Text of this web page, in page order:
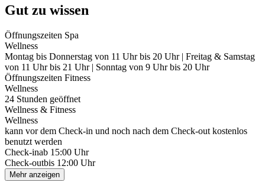
Gut zu wissen
Öffnungszeiten Spa
Wellness
Montag bis Donnerstag von 11 Uhr bis 20 Uhr | Freitag & Samstag
von 11 Uhr bis 21 Uhr | Sonntag von 9 Uhr bis 20 Uhr
Öffnungszeiten Fitness
Wellness
24 Stunden geöffnet
Wellness & Fitness
Wellness
kann vor dem Check-in und noch nach dem Check-out kostenlos
benutzt werden
Check-inab 15:00 Uhr
Check-outbis 12:00 Uhr
Mehr anzeigen